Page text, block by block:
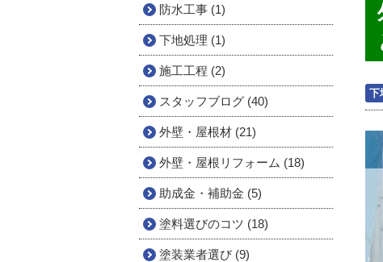
下
防水工事 (1)
下地処理 (1)
施工工程 (2)
スタッフブログ (40)
外壁・屋根材 (21)
外壁・屋根リフォーム (18)
助成金・補助金 (5)
塗料選びのコツ (18)
塗装業者選び (9)